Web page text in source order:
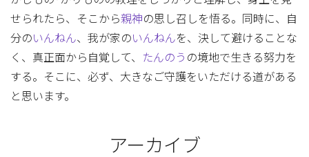
せられたら、そこから親神の思し召しを悟る。同時に、自
分のいんねん、我が家のいんねんを、決して避けることな
く、真正面から自覚して、
たんのう の境地で生きる努力を
する。そこに、必ず、大きなご守護をいただける道がある
と思います。
アーカイブ